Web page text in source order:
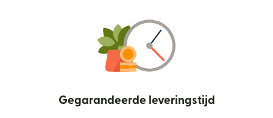
Gegarandeerde leveringstijd